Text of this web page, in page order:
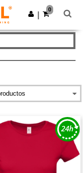
Descargar app
0